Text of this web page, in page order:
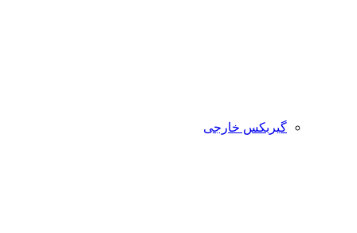
گیربکس خارجی